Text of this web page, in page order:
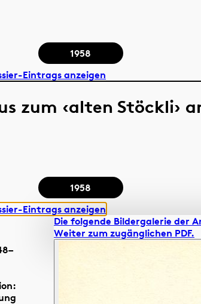
1958
Eintrags anzeigen
zum ‹alten Stöckli›
1958
Eintrags anzeigen
Die folgende Bildergalerie der
Weiter zum zugänglichen PDF.